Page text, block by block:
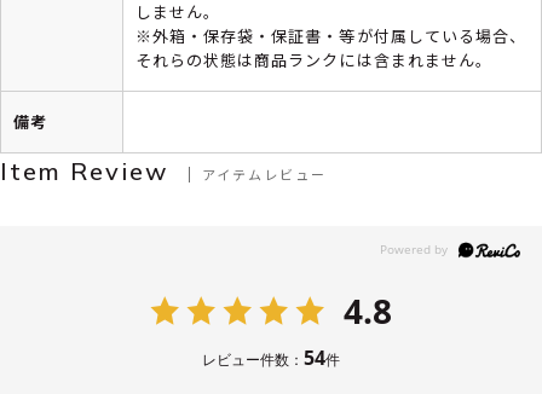
しません。
※外箱・保存袋・保証書・等が付属している場合、
それらの状態は商品ランクには含まれません。
備考
Item Review アイテムレビュー
4.8
レビュー件数： 54件